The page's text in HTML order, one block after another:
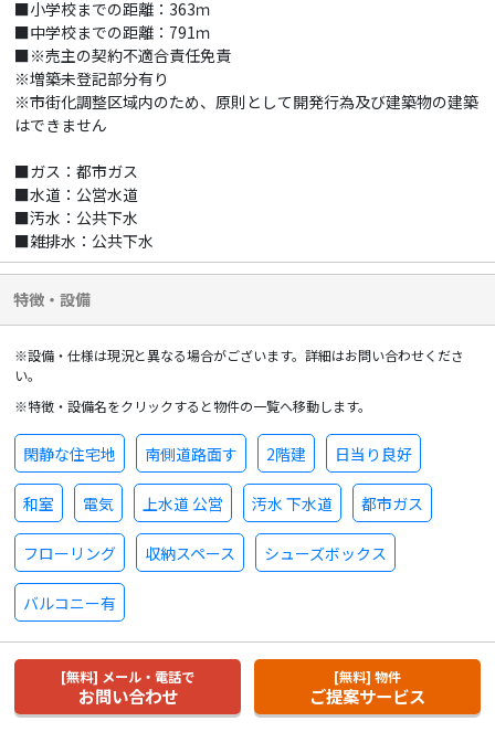
■小学校までの距離：363ｍ
■中学校までの距離：791ｍ
■※売主の契約不適合責任免責
※増築未登記部分有り
※市街化調整区域内のため、原則として開発行為及び建築物の建築
はできません
■ガス：都市ガス
■水道：公営水道
■汚水：公共下水
■雑排水：公共下水
特徴・設備
※設備・仕様は現況と異なる場合がございます。詳細はお問い合わせくださ
い。
※特徴・設備名をクリックすると物件の一覧へ移動します。
閑静な住宅地 南側道路面す 2階建 日当り良好
和室 電気 上水道 公営 汚水 下水道 都市ガス
フローリング 収納スペース シューズボックス
バルコニー有
[無料] メール・電話で
お問い合わせ
[無料] 物件
ご提案サービス